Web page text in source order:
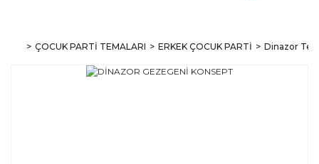
ÇOCUK PARTİ TEMALARI ERKEK ÇOCUK PARTİ Dinazor